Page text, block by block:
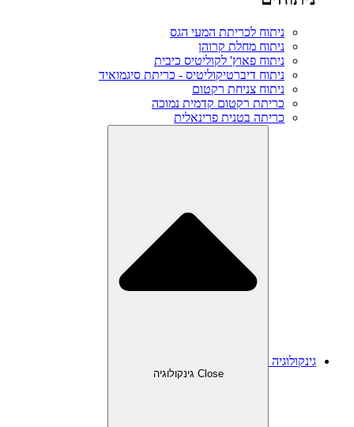
ניתוח לכריתת המעי הגס
ניתוח מחלת קרוהן
ניתוח פאוץ' לקוליטיס כיבית
ניתוח דיברטיקוליטיס - כריתת סיגמואיד
ניתוח צניחת רקטום
כריתת רקטום קדמית נמוכה
כריתה בטנית פרינאלית
גינקולוגיה
Close גינקולוגיה